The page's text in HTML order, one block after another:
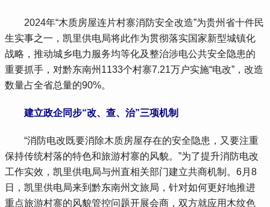
2024年“木质房屋连片村寨消防安全改造”为贵州省十件民
生实事之一，凯里供电局将此作为贯彻落实国家新型城镇化
战略，推动城乡电力服务均等化及整治涉电公共安全隐患的
重要抓手， 对黔东南州 1133个村寨7.21万户实施“电改”，改造
数量占全省总量的90%。
建立政企同步“改、查、治”三项机制
“消防电改既要消除木质房屋存在的安全隐患，又要注重
保持传统村落的特色和旅游村寨的风貌。”为了提升消防电改
工作实效，凯里供电局与州直相关部门建立共商机制。6月8
日，凯里供电局来到黔东南州文旅局，针对如何更好地推进
重点旅游村寨的风貌管控问题开展会商，双方就应用木纹色